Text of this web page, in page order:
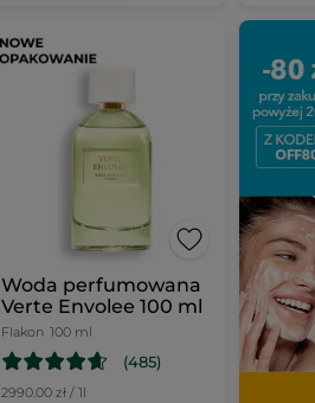
Woda perfumowana
Verte Envolee 100 ml
Flakon 100 ml
(485)
2990.00 zł / 1l